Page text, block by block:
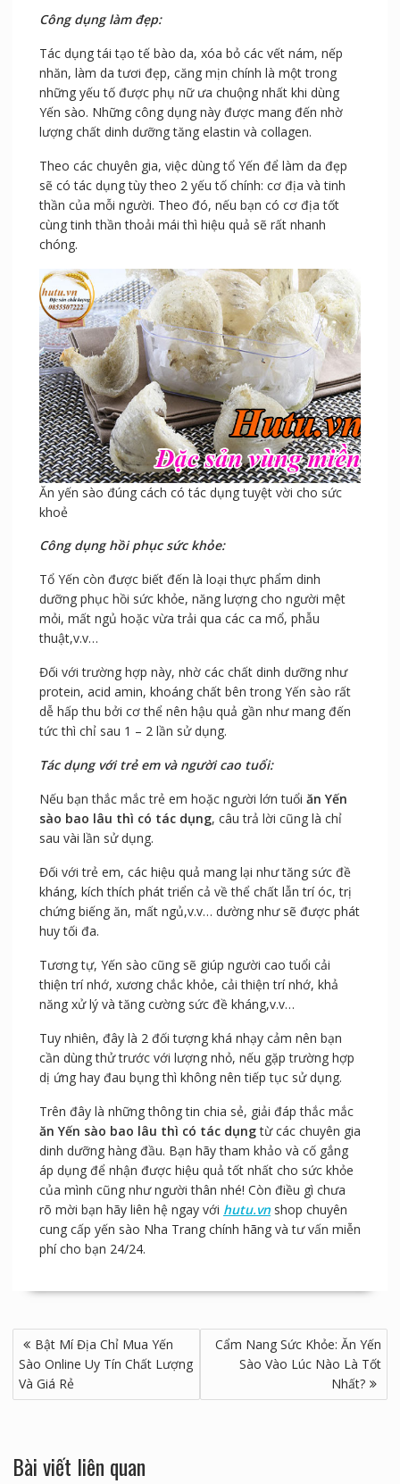
Công dụng làm đẹp:
Tác dụng tái tạo tế bào da, xóa bỏ các vết nám, nếp
nhăn, làm da tươi đẹp, căng mịn chính là một trong
những yếu tố được phụ nữ ưa chuộng nhất khi dùng
Yến sào. Những công dụng này được mang đến nhờ
lượng chất dinh dưỡng tăng elastin và collagen.
Theo các chuyên gia, việc dùng tổ Yến để làm da đẹp
sẽ có tác dụng tùy theo 2 yếu tố chính: cơ địa và tinh
thần của mỗi người. Theo đó, nếu bạn có cơ địa tốt
cùng tinh thần thoải mái thì hiệu quả sẽ rất nhanh
chóng.
Ăn yến sào đúng cách có tác dụng tuyệt vời cho sức
khoẻ
Công dụng hồi phục sức khỏe:
Tổ Yến còn được biết đến là loại thực phẩm dinh
dưỡng phục hồi sức khỏe, năng lượng cho người mệt
mỏi, mất ngủ hoặc vừa trải qua các ca mổ, phẫu
thuật,v.v…
Đối với trường hợp này, nhờ các chất dinh dưỡng như
protein, acid amin, khoáng chất bên trong Yến sào rất
dễ hấp thu bởi cơ thể nên hậu quả gần như mang đến
tức thì chỉ sau 1 – 2 lần sử dụng.
Tác dụng với trẻ em và người cao tuổi:
Nếu bạn thắc mắc trẻ em hoặc người lớn tuổi ăn Yến
sào bao lâu thì có tác dụng, câu trả lời cũng là chỉ
sau vài lần sử dụng.
Đối với trẻ em, các hiệu quả mang lại như tăng sức đề
kháng, kích thích phát triển cả về thể chất lẫn trí óc, trị
chứng biếng ăn, mất ngủ,v.v… dường như sẽ được phát
huy tối đa.
Tương tự, Yến sào cũng sẽ giúp người cao tuổi cải
thiện trí nhớ, xương chắc khỏe, cải thiện trí nhớ, khả
năng xử lý và tăng cường sức đề kháng,v.v…
Tuy nhiên, đây là 2 đối tượng khá nhạy cảm nên bạn
cần dùng thử trước với lượng nhỏ, nếu gặp trường hợp
dị ứng hay đau bụng thì không nên tiếp tục sử dụng.
Trên đây là những thông tin chia sẻ, giải đáp thắc mắc
ăn Yến sào bao lâu thì có tác dụngtừ các chuyên gia
dinh dưỡng hàng đầu. Bạn hãy tham khảo và cố gắng
áp dụng để nhận được hiệu quả tốt nhất cho sức khỏe
của mình cũng như người thân nhé! Còn điều gì chưa
rõ mời bạn hãy liên hệ ngay với hutu.vnshop chuyên
cung cấp yến sào Nha Trang chính hãng và tư vấn miễn
phí cho bạn 24/24.
Điều
hướng
bài
viết
Bật Mí Địa Chỉ Mua Yến
Sào Online Uy Tín Chất Lượng
Và Giá Rẻ
Cẩm Nang Sức Khỏe: Ăn Yến
Sào Vào Lúc Nào Là Tốt
Nhất?
Bài viết liên quan